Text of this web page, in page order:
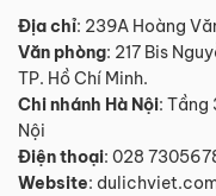
Địa chỉ: 239A Hoàng
Văn phòng: 217 Bis
TP. Hồ Chí Minh.
Chi nhánh Hà Nội: Tầng
Nội
Điện thoại: 028
Website: